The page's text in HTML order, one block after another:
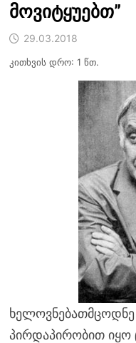
მოვიტყუებთ”
29.03.2018
კითხვის დრო: 1 წთ.
ხელოვნებათმცოდნე
პირდაპირობით